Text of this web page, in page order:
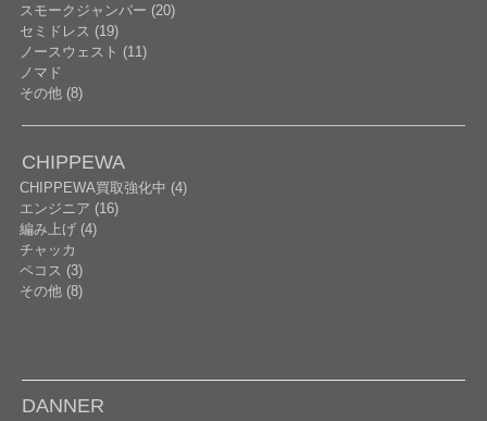
スモークジャンパー (20)
セミドレス (19)
ノースウェスト (11)
ノマド
その他 (8)
CHIPPEWA
CHIPPEWA買取強化中 (4)
エンジニア (16)
編み上げ (4)
チャッカ
ペコス (3)
その他 (8)
DANNER